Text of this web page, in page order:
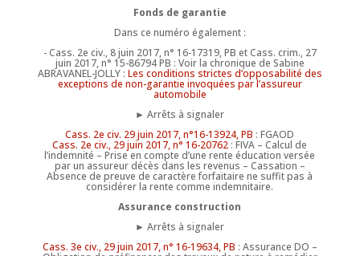
Fonds de garantie
Dans ce numéro également :
- Cass. 2e civ., 8 juin 2017, n° 16-17319, PB et Cass. crim., 27
juin 2017, n° 15-86794 PB : Voir la chronique de Sabine
ABRAVANEL-JOLLY : Les conditions strictes d’opposabilité des
exceptions de non-garantie invoquées par l’assureur
automobile
► Arrêts à signaler
Cass. 2e civ. 29 juin 2017, n°16-13924, PB : FGAOD
Cass. 2e civ., 29 juin 2017, n° 16-20762 : FIVA – Calcul de
l’indemnité – Prise en compte d’une rente éducation versée
par un assureur décès dans les revenus – Cassation –
Absence de preuve de caractère forfaitaire ne suffit pas à
considérer la rente comme indemnitaire.
Assurance construction
► Arrêts à signaler
Cass. 3e civ., 29 juin 2017, n° 16-19634, PB : Assurance DO –